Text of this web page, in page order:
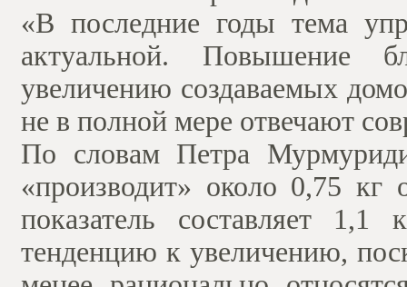
«В последние годы тема
актуальной. Повышение
увеличению создаваемых
не в полной мере отвечают
По словам Петра
«производит» около 0,75 кг
показатель составляет 1,1
тенденцию к увеличению,